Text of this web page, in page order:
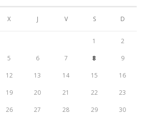
X J V S D
1 2
5 6 7 8 9
12 13 14 15 16
19 20 21 22 23
26 27 28 29 30